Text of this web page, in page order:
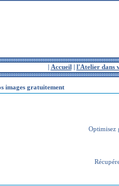
Accueil l'Atelier dans
images gratuitement
Optimisez